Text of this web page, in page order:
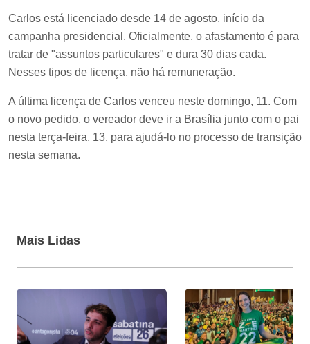
Carlos está licenciado desde 14 de agosto, início da
campanha presidencial. Oficialmente, o afastamento é para
tratar de "assuntos particulares" e dura 30 dias cada.
Nesses tipos de licença, não há remuneração.
A última licença de Carlos venceu neste domingo, 11. Com
o novo pedido, o vereador deve ir a Brasília junto com o pai
nesta terça-feira, 13, para ajudá-lo no processo de transição
nesta semana.
Mais Lidas